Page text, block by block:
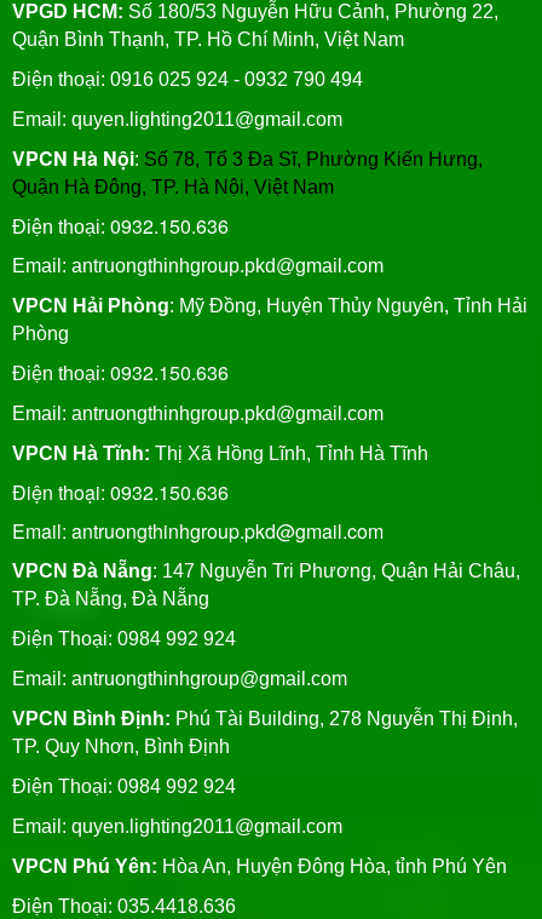
VPGD HCM: Số 180/53 Nguyễn Hữu Cảnh, Phường 22,
Quận Bình Thạnh, TP. Hồ Chí Minh, Việt Nam
Điện thoại: 0916 025 924 - 0932 790 494
Email: quyen.lighting2011@gmail.com
VPCN Hà Nội: Số 78, Tổ 3 Đa Sĩ, Phường Kiến Hưng,
Quận Hà Đông, TP. Hà Nội, Việt Nam
Điện thoại: 0932.150.636
Email: antruongthinhgroup.pkd@gmail.com
VPCN Hải Phòng: Mỹ Đồng, Huyện Thủy Nguyên, Tỉnh Hải
Phòng
Điện thoại: 0932.150.636
Email: antruongthinhgroup.pkd@gmail.com
VPCN Hà Tĩnh: Thị Xã Hồng Lĩnh, Tỉnh Hà Tĩnh
Điện thoại: 0932.150.636
Email: antruongthinhgroup.pkd@gmail.com
VPCN Đà Nẵng: 147 Nguyễn Tri Phương, Quận Hải Châu,
TP. Đà Nẵng, Đà Nẵng
Điện Thoại: 0984 992 924
Email: antruongthinhgroup@gmail.com
VPCN Bình Định: Phú Tài Building, 278 Nguyễn Thị Định,
TP. Quy Nhơn, Bình Định
Điện Thoại: 0984 992 924
Email: quyen.lighting2011@gmail.com
VPCN Phú Yên: Hòa An, Huyện Đông Hòa, tỉnh Phú Yên
Điện Thoại: 035.4418.636